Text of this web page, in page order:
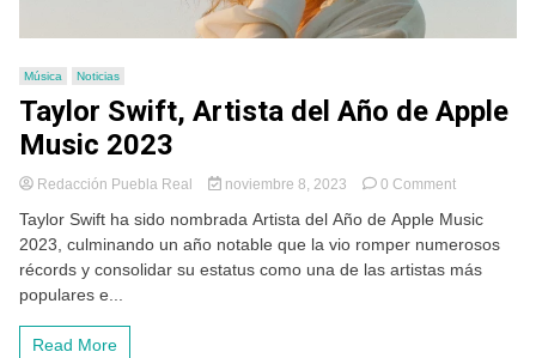
Música Noticias
Taylor Swift, Artista del Año de Apple
Music 2023
Redacción Puebla Real noviembre 8, 2023 0 Commenton
Swift,
Artista
del
Taylor Swift ha sido nombrada Artista del Año de Apple Music
2023, culminando un año notable que la vio romper numerosos
récords y consolidar su estatus como una de las artistas más
populares e...
Read More